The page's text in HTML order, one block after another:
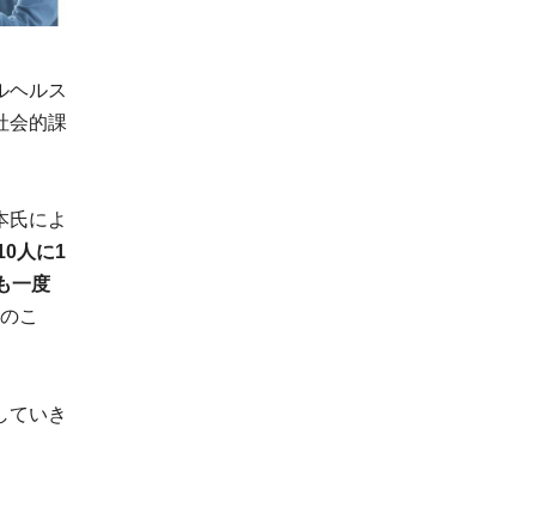
ヘルス
会的課
氏によ
人に1
一度
こ
ていき